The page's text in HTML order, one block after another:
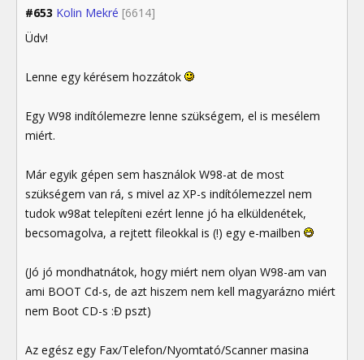
#653 Kolin Mekré [6614]
Üdv!
Lenne egy kérésem hozzátok
Egy W98 indítólemezre lenne szükségem, el is mesélem
miért.
Már egyik gépen sem használok W98-at de most
szükségem van rá, s mivel az XP-s indítólemezzel nem
tudok w98at telepíteni ezért lenne jó ha elküldenétek,
becsomagolva, a rejtett fileokkal is (!) egy e-mailben
(Jó jó mondhatnátok, hogy miért nem olyan W98-am van
ami BOOT Cd-s, de azt hiszem nem kell magyarázno miért
nem Boot CD-s :Đ pszt)
Az egész egy Fax/Telefon/Nyomtató/Scanner masina